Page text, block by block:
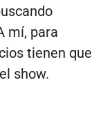
mí, para
tienen que
show.